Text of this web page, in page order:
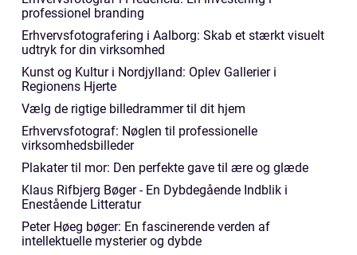
professionel branding
Erhvervsfotografering i Aalborg: Skab et stærkt visuelt
udtryk for din virksomhed
Kunst og Kultur i Nordjylland: Oplev Gallerier i
Regionens Hjerte
Vælg de rigtige billedrammer til dit hjem
Erhvervsfotograf: Nøglen til professionelle
virksomhedsbilleder
Plakater til mor: Den perfekte gave til ære og glæde
Klaus Rifbjerg Bøger - En Dybdegående Indblik i
Enestående Litteratur
Peter Høeg bøger: En fascinerende verden af
intellektuelle mysterier og dybde